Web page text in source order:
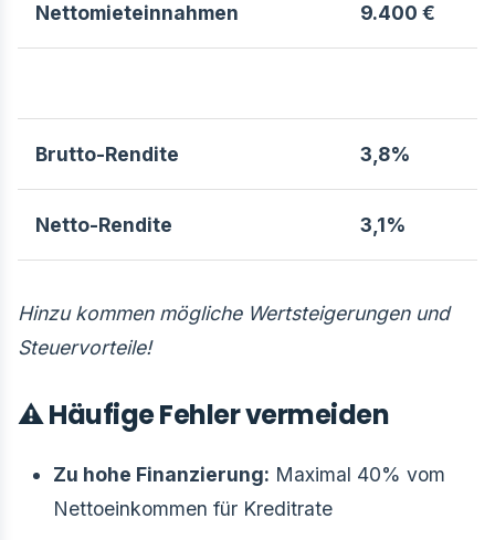
Nettomieteinnahmen 9.400 €
Brutto-Rendite 3,8%
Netto-Rendite 3,1%
Hinzu kommen mögliche Wertsteigerungen und
Steuervorteile!
⚠️ Häufige Fehler vermeiden
Zu hohe Finanzierung: Maximal 40% vom
Nettoeinkommen für Kreditrate